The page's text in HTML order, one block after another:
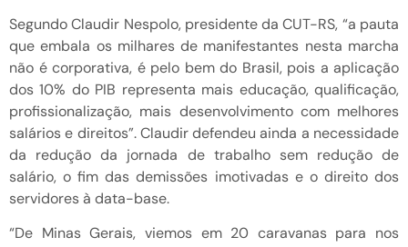
Segundo Claudir Nespolo, presidente da CUT-RS, “a pauta
que embala os milhares de manifestantes nesta marcha
não é corporativa, é pelo bem do Brasil, pois a aplicação
dos 10% do PIB representa mais educação, qualificação,
profissionalização, mais desenvolvimento com melhores
salários e direitos”. Claudir defendeu ainda a necessidade
da redução da jornada de trabalho sem redução de
salário, o fim das demissões imotivadas e o direito dos
servidores à data-base.
“De Minas Gerais, viemos em 20 caravanas para nos